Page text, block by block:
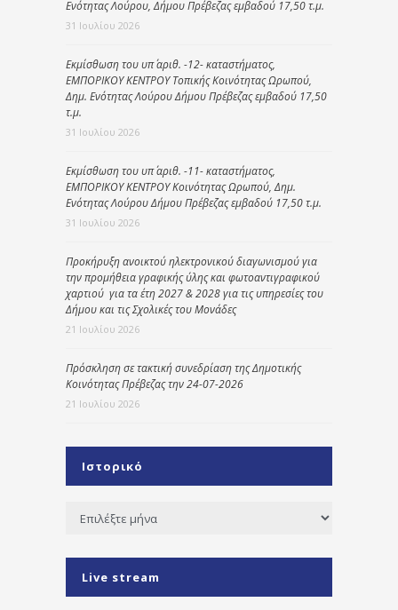
Ενότητας Λούρου, Δήμου Πρέβεζας εμβαδού 17,50 τ.μ.
31 Ιουλίου 2026
Εκμίσθωση του υπ΄ αριθ. -12- καταστήματος,
ΕΜΠΟΡΙΚΟΥ ΚΕΝΤΡΟΥ Τοπικής Κοινότητας Ωρωπού,
Δημ. Ενότητας Λούρου Δήμου Πρέβεζας εμβαδού 17,50
τ.μ.
31 Ιουλίου 2026
Εκμίσθωση του υπ΄ αριθ. -11- καταστήματος,
ΕΜΠΟΡΙΚΟΥ ΚΕΝΤΡΟΥ Κοινότητας Ωρωπού, Δημ.
Ενότητας Λούρου Δήμου Πρέβεζας εμβαδού 17,50 τ.μ.
31 Ιουλίου 2026
Προκήρυξη ανοικτού ηλεκτρονικού διαγωνισμού για
την προμήθεια γραφικής ύλης και φωτοαντιγραφικού
χαρτιού για τα έτη 2027 & 2028 για τις υπηρεσίες του
Δήμου και τις Σχολικές του Μονάδες
21 Ιουλίου 2026
Πρόσκληση σε τακτική συνεδρίαση της Δημοτικής
Κοινότητας Πρέβεζας την 24-07-2026
21 Ιουλίου 2026
Ιστορικό
Ιστορικό
Live stream